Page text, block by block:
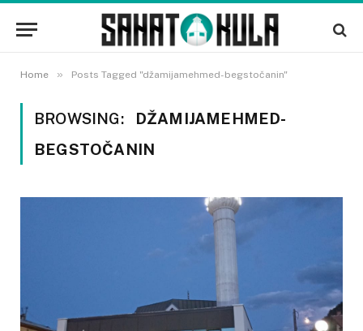
Home » Posts Tagged "džamijamehmed-begstočanin"
BROWSING:
DŽAMIJAMEHMED-
BEGSTOČANIN